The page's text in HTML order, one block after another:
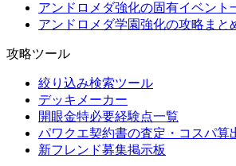
アンドロメダ強化の固有イベント
アンドロメダ学園強化の攻略まと
攻略ツール
絞り込み検索ツール
デッキメーカー
開眼金特必要経験点一覧
パワクエ契約書の査定・コスパ算
新フレンド募集掲示板